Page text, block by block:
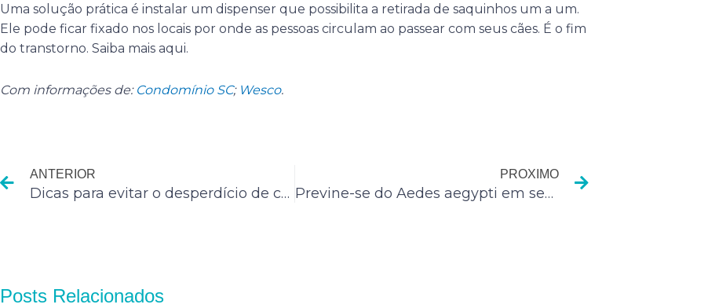
Uma solução prática é instalar um dispenser que possibilita a retirada de saquinhos um a um.
Ele pode ficar fixado nos locais por onde as pessoas circulam ao passear com seus cães. É o fim
do transtorno. Saiba mais aqui.
Com informações de: Condomínio SC; Wesco.
ANTERIOR
Dicas para evitar o desperdício de comida
PROXIMO
Previne-se do Aedes aegypti em seu condomínio
Posts Relacionados